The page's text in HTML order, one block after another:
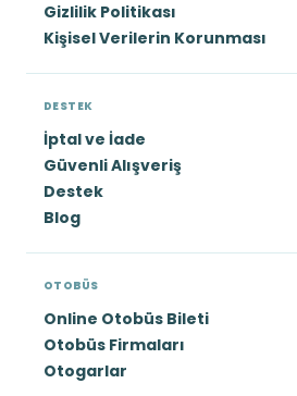
Gizlilik Politikası
Kişisel Verilerin Korunması
DESTEK
İptal ve İade
Güvenli Alışveriş
Destek
Blog
OTOBÜS
Online Otobüs Bileti
Otobüs Firmaları
Otogarlar